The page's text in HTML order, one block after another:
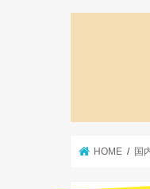
HOME 国